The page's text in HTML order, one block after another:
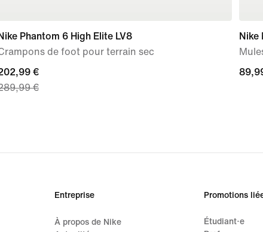
Nike Phantom 6 High Elite LV8
de foot pour terrain sec
€
€
€
Nike
Entreprise
À propos de Nike
Promotions
Étudiant·e